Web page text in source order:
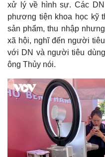
xử lý về hình sự. Các
phương tiện khoa học kỹ
sản phẩm, thu nhập
xã hội, nghĩ đến người
với DN và người tiêu
ông Thủy nói.